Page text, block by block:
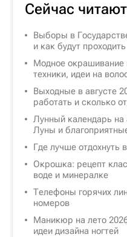
Сейчас читают
Выборы в
и как будут проходить
Модное окрашивание
техники, идеи на
Выходные в августе
работать и сколько
Лунный календарь на
Луны и
Где лучше отдохнуть
Окрошка: рецепт
воде и минералке
Телефоны горячих
номеров
Маникюр на лето
идеи дизайна ногтей